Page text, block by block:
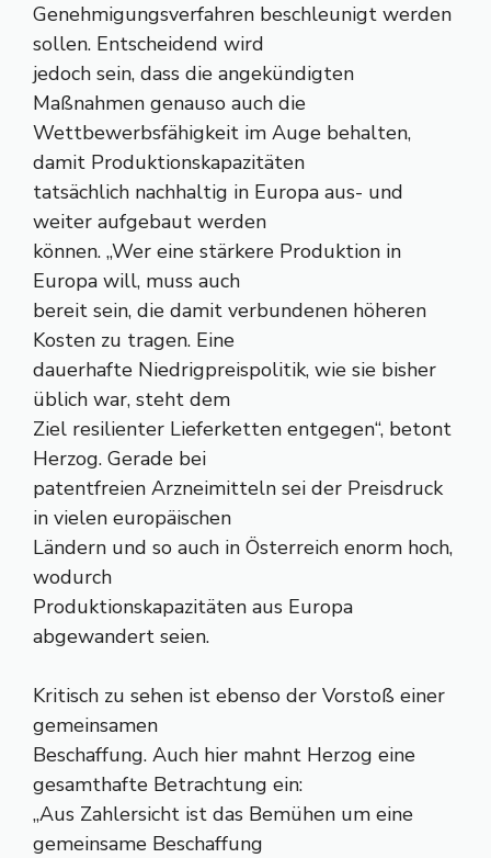
Genehmigungsverfahren beschleunigt werden
sollen. Entscheidend wird
jedoch sein, dass die angekündigten
Maßnahmen genauso auch die
Wettbewerbsfähigkeit im Auge behalten,
damit Produktionskapazitäten
tatsächlich nachhaltig in Europa aus- und
weiter aufgebaut werden
können. „Wer eine stärkere Produktion in
Europa will, muss auch
bereit sein, die damit verbundenen höheren
Kosten zu tragen. Eine
dauerhafte Niedrigpreispolitik, wie sie bisher
üblich war, steht dem
Ziel resilienter Lieferketten entgegen“, betont
Herzog. Gerade bei
patentfreien Arzneimitteln sei der Preisdruck
in vielen europäischen
Ländern und so auch in Österreich enorm hoch,
wodurch
Produktionskapazitäten aus Europa
abgewandert seien.
Kritisch zu sehen ist ebenso der Vorstoß einer
gemeinsamen
Beschaffung. Auch hier mahnt Herzog eine
gesamthafte Betrachtung ein:
„Aus Zahlersicht ist das Bemühen um eine
gemeinsame Beschaffung